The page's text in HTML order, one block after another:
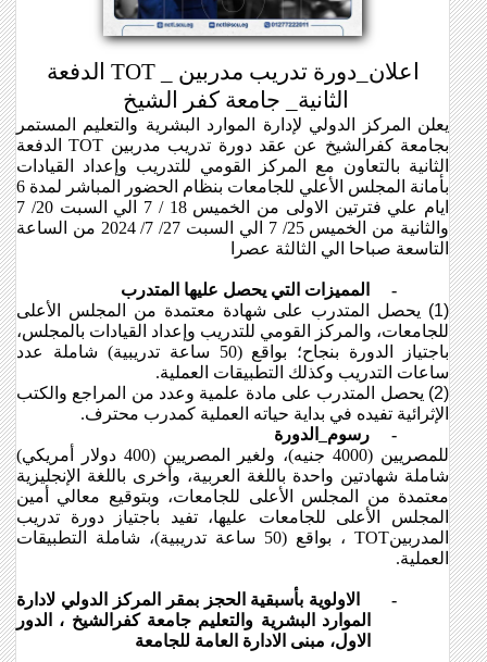
اعلان_دورة تدريب مدربين TOT _ الدفعة
الثانية_ جامعة كفر الشيخ
يعلن المركز الدولي لإدارة الموارد البشرية والتعليم المستمر
بجامعة كفرالشيخ عن عقد دورة تدريب مدربين TOT
الدفعة
الثانية بالتعاون مع المركز القومي للتدريب وإعداد القيادات
بأمانة المجلس الأعلي للجامعات بنظام الحضور المباشر لمدة 6
ايام علي فترتين الاولى من الخميس 18 / 7 الي السبت 20/ 7
والثانية من الخميس 25/ 7 الي السبت 27/ 7/ 2024 من الساعة
التاسعة صباحا الي الثالثة عصرا
-
المميزات التي يحصل عليها المتدرب
(1)
يحصل المتدرب على شهادة معتمدة من المجلس الأعلى
للجامعات، والمركز القومي للتدريب وإعداد القيادات بالمجلس،
باجتياز الدورة بنجاح؛ بواقع (50 ساعة تدريبية) شاملة عدد
ساعات التدريب وكذلك التطبيقات العملية.
(2)
يحصل المتدرب على مادة علمية وعدد من المراجع والكتب
الإثرائية تفيده في بداية حياته العملية كمدرب محترف.
-
رسوم_الدورة
للمصريين (4000 جنيه)، ولغير المصريين (400 دولار أمريكي)
شاملة شهادتين واحدة باللغة العربية، وأخرى باللغة الإنجليزية
معتمدة من المجلس الأعلى للجامعات، وبتوقيع معالي أمين
المجلس الأعلى للجامعات عليها، تفيد باجتياز دورة تدريب
المدربينTOT
، بواقع (50 ساعة تدريبية)، شاملة التطبيقات
العملية.
-
الاولوية بأسبقية الحجز بمقر المركز الدولي لادارة
الموارد البشرية والتعليم جامعة كفرالشيخ ، الدور
الاول، مبنى الادارة العامة للجامعة